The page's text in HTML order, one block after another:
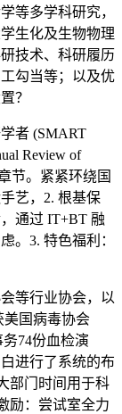
等多学科研究，
生化及生物物理
技术、科研履历
勾当等；以及优
？
者 (SMART
Review of
节。紧紧环绕国
艺，2. 根基保
通过 IT+BT 融
。3. 特色福利：
等行业协会，以
美国病毒协会
74份血检演
进行了系统的布
部门时间用于科
励：尝试室全力